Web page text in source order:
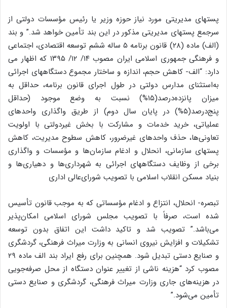
پستهای مدیریتی مورد نیاز حوزه وزیر یا رئیس مؤسسات دولتی از
سرجمع پستهای مدیریتی مذکور در این بند تأمین خواهد شد.” و بند
(الف) ماده (۲۸) قانون برنامه ۵ ساله ششم توسعه اقتصادی، اجتماعی
و فرهنگی جمهوری اسلامی ایران مصوب ۱۴/ ۱۲/ ۱۳۹۵ که اظهار می
دارد: “الف- کاهش حجم، اندازه و ساختار مجموع دستگاههای اجرائی
به‌استثنای مدارس دولتی در طول اجرای قانون برنامه، ‌حداقل به
میزان پانزده‌درصد(۱۵%) نسبت به وضع موجود (حداقل
پنج‌درصد(۵%) در پایان سال دوم) از طریق واگذاری واحدهای
عملیاتی، خرید خدمات و مشارکت با بخش غیردولتی با اولویت
تعاونی‌ها، حذف واحدهای غیرضرور، کاهش سطوح مدیریت، کاهش
پستهای سازمانی، انحلال و ادغام سازمان‌ها و مؤسسات و واگذاری
برخی از وظایف دستگاههای اجرائی به شهرداری‌ها و دهیاری‌ها و
بنیاد مسکن انقلاب اسلامی با تصویب شورای‌عالی اداری
تبصره- انحلال، انتزاع و ادغام مؤسساتی که به موجب قانون تأسیس
شده است، صرفاً با تصویب مجلس شورای اسلامی امکان‌پذیر
می‌باشد.” تصویب شد و تاکید داشت این اتفاق بدون توسعه
تشکیلات و افزایش نیروی انسانی به وزارت میراث فرهنگی، گردشگری
و صنایع دستی تبدیل ‌شود. همچنین برای رفع ایراد بند الف ماده ۲۹
مصوب کرد “هزینه ناشی از تغییر عنوان دستگاه از محل صرفه‌جویی
در هزینه‌های جاری وزارت میراث فرهنگی، گردشگری و صنایع دستی
تأمین می‌شود.”